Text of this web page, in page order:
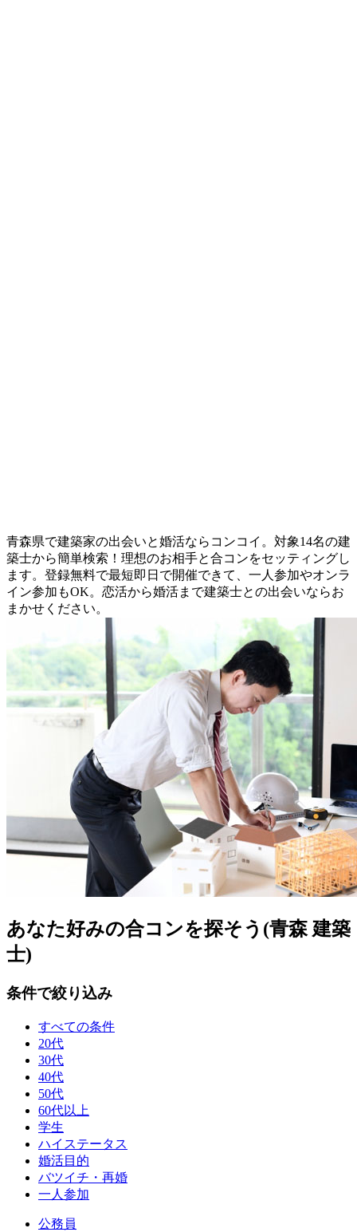
青森県で建築家の出会いと婚活ならコンコイ。対象14名の建
築士から簡単検索！理想のお相手と合コンをセッティングし
ます。登録無料で最短即日で開催できて、一人参加やオンラ
イン参加もOK。恋活から婚活まで建築士との出会いならお
まかせください。
あなた好みの合コンを探そう(青森 建築
士)
条件で絞り込み
すべての条件
20代
30代
40代
50代
60代以上
学生
ハイステータス
婚活目的
バツイチ・再婚
一人参加
公務員